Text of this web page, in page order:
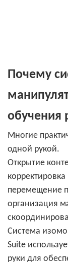
Почему
обучения
Многие
одной рукой.
Открытие
перемещение
организация
Система
Suite
руки для